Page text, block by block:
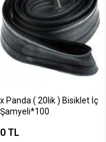
Panda ( 20lik ) Bisiklet İç
TL